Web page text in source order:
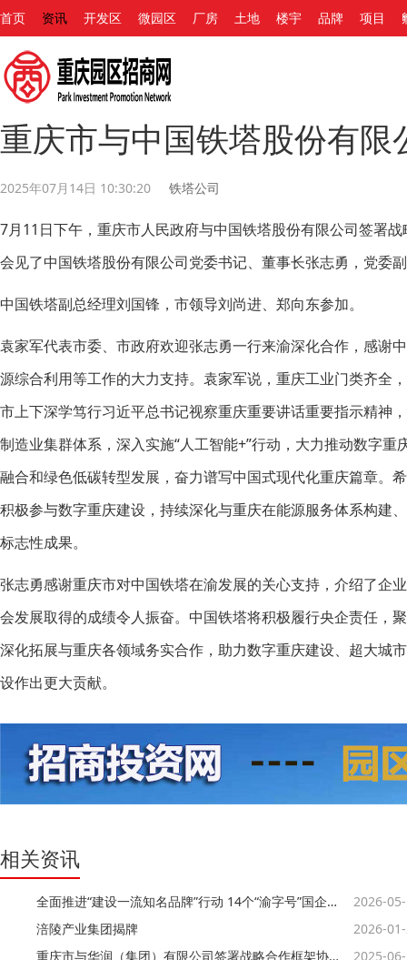
首页 资讯 开发区 微园区 厂房 土地 楼宇 品牌 项目
重庆市与中国铁塔股份有
2025年07月14日 10:30:20 铁塔公司
7月11日下午，重庆市人民政府与中国铁塔股份有限公司签署
会见了中国铁塔股份有限公司党委书记、董事长张志勇，党委
中国铁塔副总经理刘国锋，市领导刘尚进、郑向东参加。
袁家军代表市委、市政府欢迎张志勇一行来渝深化合作，感谢
源综合利用等工作的大力支持。袁家军说，重庆工业门类齐全
市上下深学笃行习近平总书记视察重庆重要讲话重要指示精神
制造业集群体系，深入实施“人工智能+”行动，大力推动数字
融合和绿色低碳转型发展，奋力谱写中国式现代化重庆篇章。
积极参与数字重庆建设，持续深化与重庆在能源服务体系构建
标志性成果。
张志勇感谢重庆市对中国铁塔在渝发展的关心支持，介绍了企
会发展取得的成绩令人振奋。中国铁塔将积极履行央企责任，
深化拓展与重庆各领域务实合作，助力数字重庆建设、超大城
设作出更大贡献。
相关资讯
全面推进“建设一流知名品牌”行动 14个“渝字号”国企品牌达成年度目标
2026-
涪陵产业集团揭牌
2026-
重庆市与华润（集团）有限公司签署战略合作框架协议
2025-